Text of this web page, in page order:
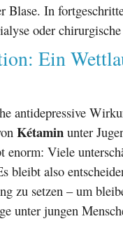
Blase. In
oder
Ein
antidepressive
Kétamin unter
enorm: Viele
bleibt also
zu setzen – um
unter jungen